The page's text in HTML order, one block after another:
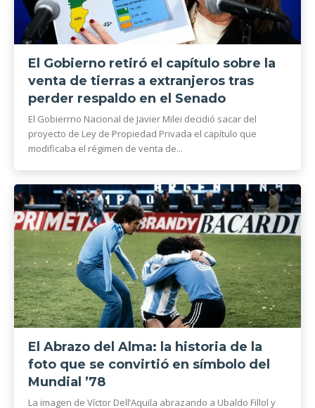
El Gobierno retiró el capítulo sobre la
venta de tierras a extranjeros tras
perder respaldo en el Senado
El Gobierrno Nacional de Javier Milei decidió sacar del
proyecto de Ley de Propiedad Privada el capítulo que
modificaba el régimen de venta de...
El Abrazo del Alma: la historia de la
foto que se convirtió en símbolo del
Mundial ’78
La imagen de Víctor Dell’Aquila abrazando a Ubaldo Fillol y